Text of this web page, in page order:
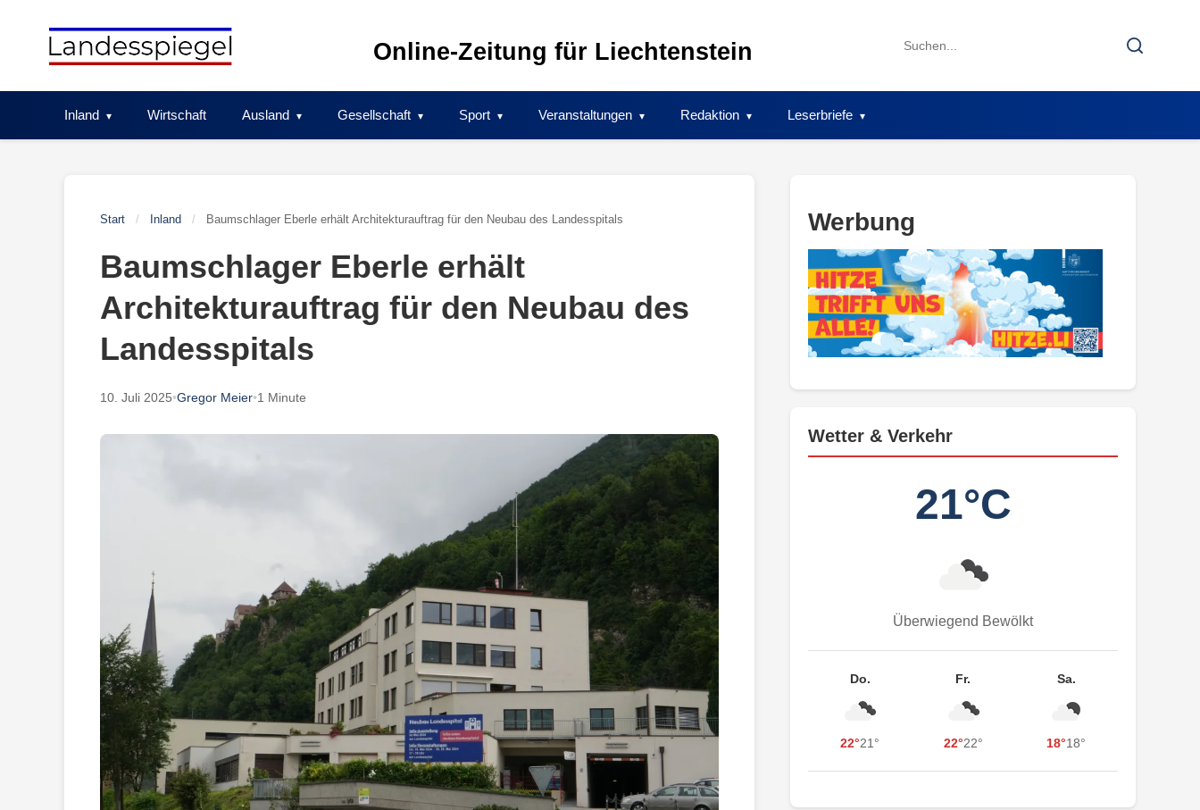
Online-Zeitung für Liechtenstein
Search
Search
Inland Wirtschaft Ausland Gesellschaft Sport Veranstaltungen Redaktion Leserbriefe
Start / Inland / Baumschlager Eberle erhält Architekturauftrag für den Neubau des Landesspitals
Baumschlager Eberle erhält
Architekturauftrag für den Neubau des
Landesspitals
10. Juli 2025•Gregor Meier•1 Minute
Werbung
Wetter & Verkehr
21°C
Überwiegend Bewölkt
Do.
22°21°
Fr.
22°22°
Sa.
18°18°